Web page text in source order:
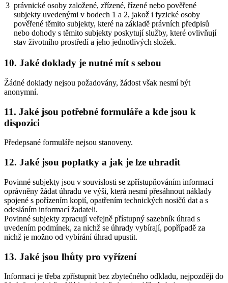
3 právnické osoby založené, zřízené, řízené nebo pověřené
subjekty uvedenými v bodech 1 a 2, jakož i fyzické osoby
pověřené těmito subjekty, které na základě právních předpisů
nebo dohody s těmito subjekty poskytují služby, které ovlivňují
stav životního prostředí a jeho jednotlivých složek.
10. Jaké doklady je nutné mít s sebou
Žádné doklady nejsou požadovány, žádost však nesmí být
anonymní.
11. Jaké jsou potřebné formuláře a kde jsou k
dispozici
Předepsané formuláře nejsou stanoveny.
12. Jaké jsou poplatky a jak je lze uhradit
Povinné subjekty jsou v souvislosti se zpřístupňováním informací
oprávněny žádat úhradu ve výši, která nesmí přesáhnout náklady
spojené s pořízením kopií, opatřením technických nosičů dat a s
odesláním informací žadateli.
Povinné subjekty zpracují veřejně přístupný sazebník úhrad s
uvedením podmínek, za nichž se úhrady vybírají, popřípadě za
nichž je možno od vybírání úhrad upustit.
13. Jaké jsou lhůty pro vyřízení
Informaci je třeba zpřístupnit bez zbytečného odkladu, nejpozději do